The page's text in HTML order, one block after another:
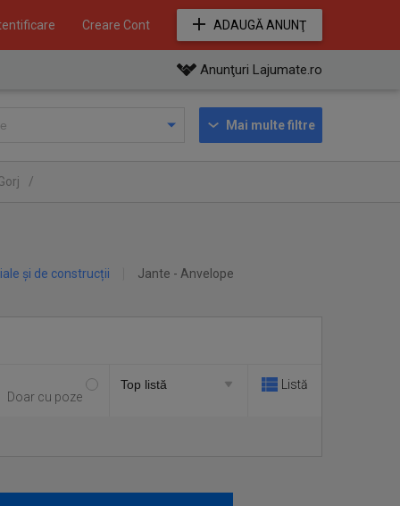
Creare Cont ADAUGĂ ANUNŢ
Anunţuri Lajumate.ro
Mai multe filtre
/
și de construcții Jante - Anvelope
Doar cu poze
Listă